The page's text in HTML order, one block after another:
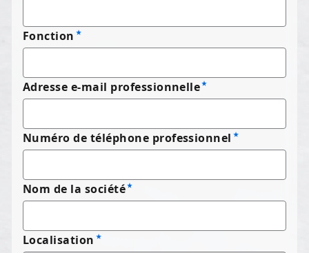
Fonction
Adresse e-mail professionnelle
Numéro de téléphone professionnel
Nom de la société
Localisation